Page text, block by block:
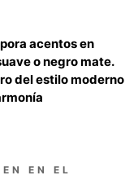
acentos en
o negro mate.
del estilo moderno
EN EL